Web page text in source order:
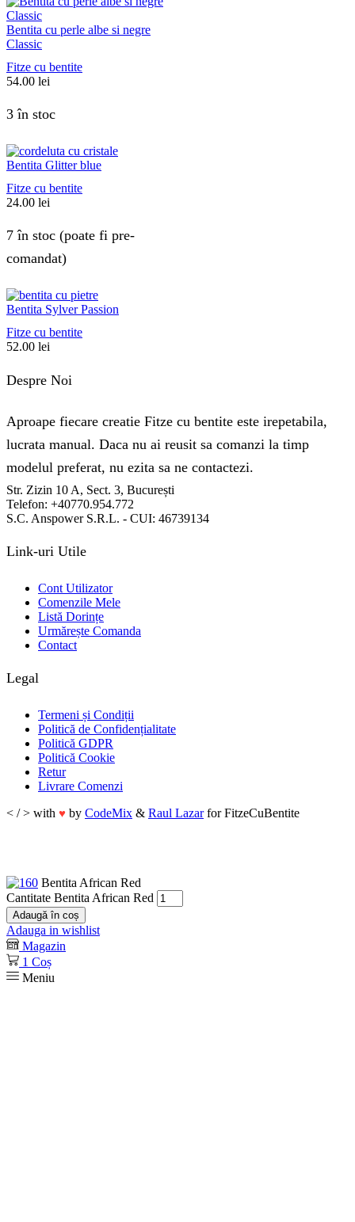
Bentita cu perle albe si negre
Classic
Fitze cu bentite
54.00 lei
3 în stoc
Bentita Glitter blue
Fitze cu bentite
24.00 lei
7 în stoc (poate fi pre-
comandat)
Bentita Sylver Passion
Fitze cu bentite
52.00 lei
Despre Noi
Aproape fiecare creatie Fitze cu bentite este irepetabila,
lucrata manual. Daca nu ai reusit sa comanzi la timp
modelul preferat, nu ezita sa ne contactezi.
Str. Zizin 10 A, Sect. 3, București
Telefon: +40770.954.772
S.C. Anspower S.R.L. - CUI: 46739134
Link-uri Utile
Cont Utilizator
Comenzile Mele
Listă Dorințe
Urmărește Comanda
Contact
Legal
Termeni și Condiții
Politică de Confidențialitate
Politică GDPR
Politică Cookie
Retur
Livrare Comenzi
< / > with ♥ by CodeMix & Raul Lazarfor FitzeCuBentite
Bentita African Red
Cantitate Bentita African Red
Adaugă în coș
Adauga in wishlist
Magazin
1 Coș
Meniu